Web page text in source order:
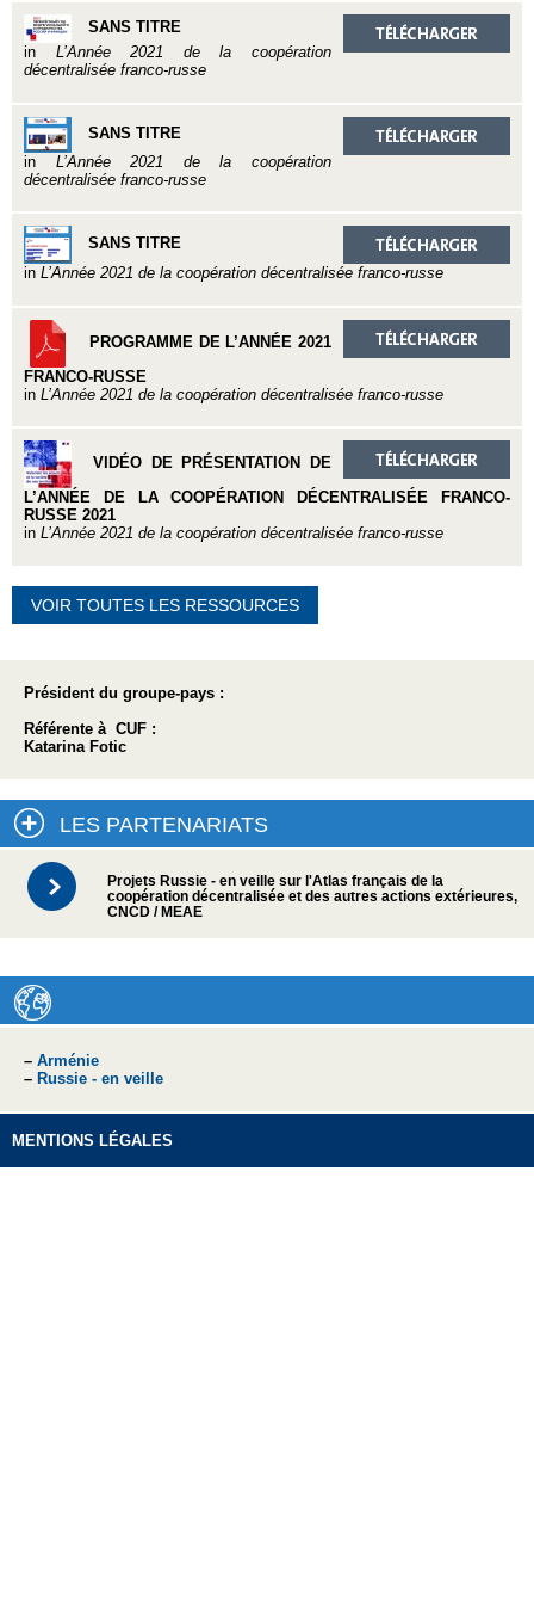
SANS TITRE
in L’Année 2021 de la coopération
décentralisée franco-russe
SANS TITRE
in L’Année 2021 de la coopération
décentralisée franco-russe
SANS TITRE
in L’Année 2021 de la coopération décentralisée franco-russe
PROGRAMME DE L’ANNÉE 2021
FRANCO-RUSSE
in L’Année 2021 de la coopération décentralisée franco-russe
VIDÉO DE PRÉSENTATION DE
L’ANNÉE DE LA COOPÉRATION DÉCENTRALISÉE FRANCO-
RUSSE 2021
in L’Année 2021 de la coopération décentralisée franco-russe
VOIR TOUTES LES RESSOURCES
Président du groupe-pays :
Référente à CUF :
Katarina Fotic
LES PARTENARIATS
Projets Russie - en veille sur l'Atlas français de la
coopération décentralisée et des autres actions extérieures,
CNCD / MEAE
– Arménie
– Russie - en veille
MENTIONS LÉGALES